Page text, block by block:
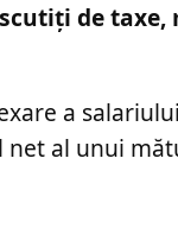
de
a
al unui